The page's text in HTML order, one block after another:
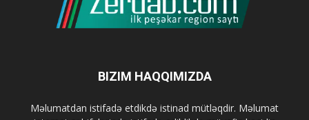
BIZIM HAQQIMIZDA
Məlumatdan istifadə etdikdə istinad mütləqdir. Məlumat